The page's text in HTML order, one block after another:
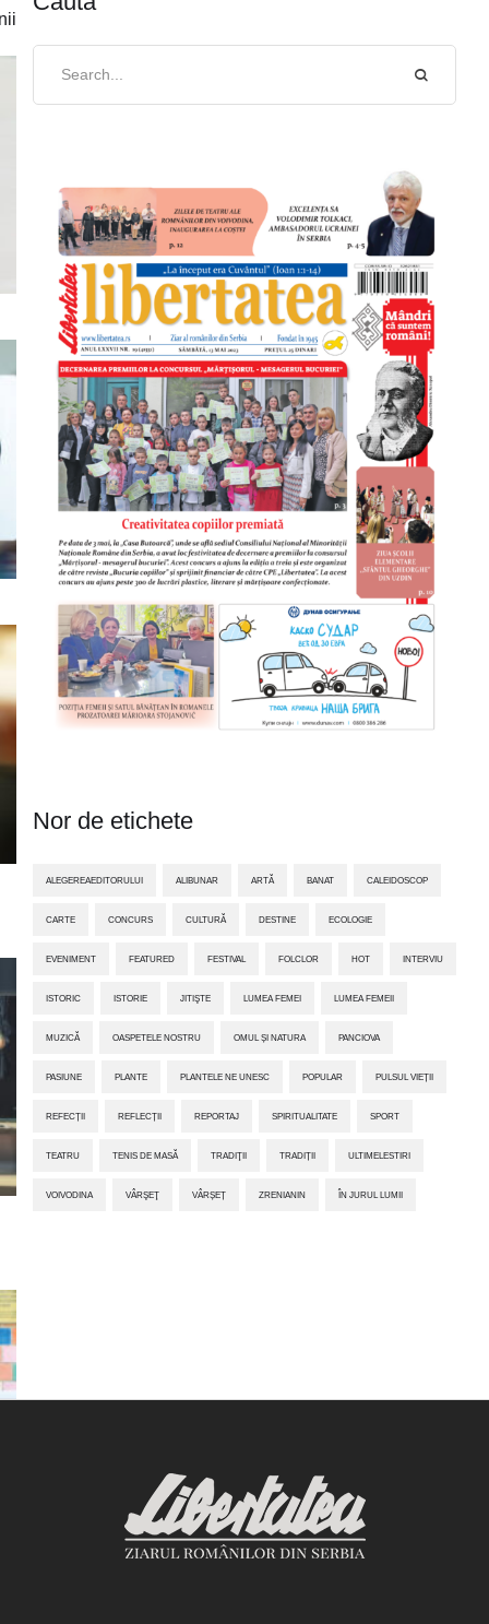
Nor de etichete
ALEGEREAEDITORULUI ALIBUNAR ARTĂ BANAT CALEIDOSCOP
CARTE CONCURS CULTURĂ DESTINE ECOLOGIE
EVENIMENT FEATURED FESTIVAL FOLCLOR HOT INTERVIU
ISTORIC ISTORIE JITIŞTE LUMEA FEMEI LUMEA FEMEII
MUZICĂ OASPETELE NOSTRU OMUL ȘI NATURA PANCIOVA
PASIUNE PLANTE PLANTELE NE UNESC POPULAR PULSUL VIEȚII
REFECȚII REFLECȚII REPORTAJ SPIRITUALITATE SPORT
TEATRU TENIS DE MASĂ TRADIŢII TRADIȚII ULTIMELESTIRI
VOIVODINA VÂRŞEŢ VÂRȘEȚ ZRENIANIN ÎN JURUL LUMII